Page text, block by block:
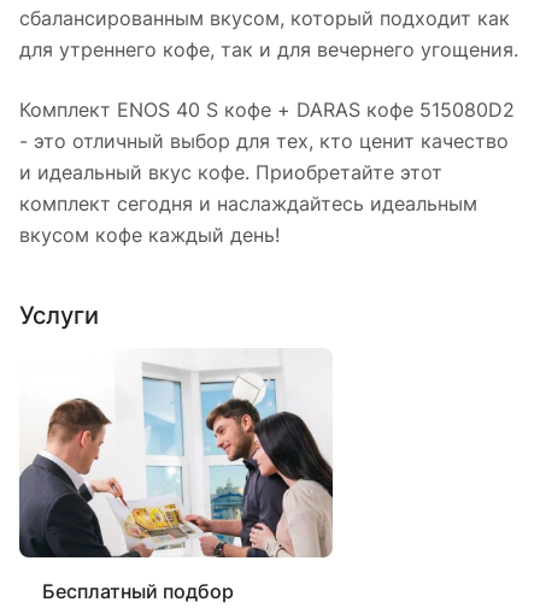
сбалансированным вкусом, который подходит как
для утреннего кофе, так и для вечернего угощения.
Комплект ENOS 40 S кофе + DARAS кофе 515080D2
- это отличный выбор для тех, кто ценит качество
и идеальный вкус кофе. Приобретайте этот
комплект сегодня и наслаждайтесь идеальным
вкусом кофе каждый день!
Услуги
Бесплатный подбор